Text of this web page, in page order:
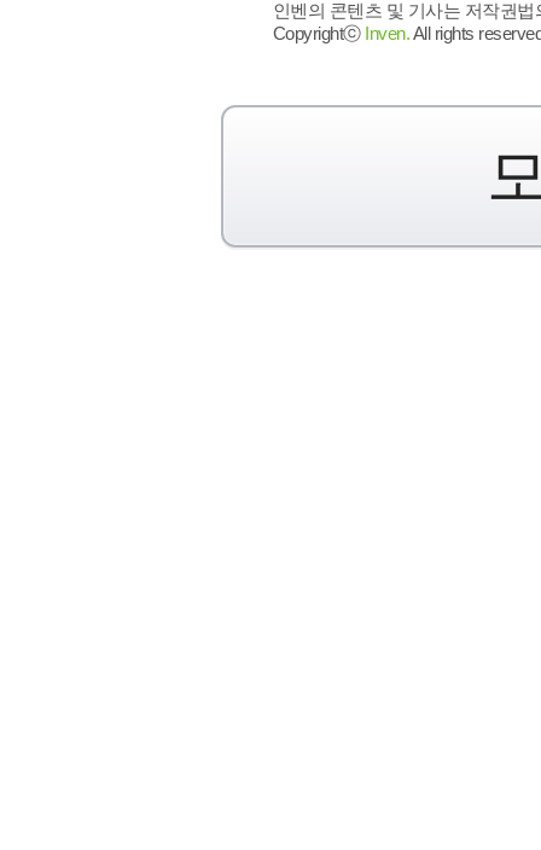
인벤의 콘텐츠 및 기사는 저작권
Copyrightⓒ Inven.All rights